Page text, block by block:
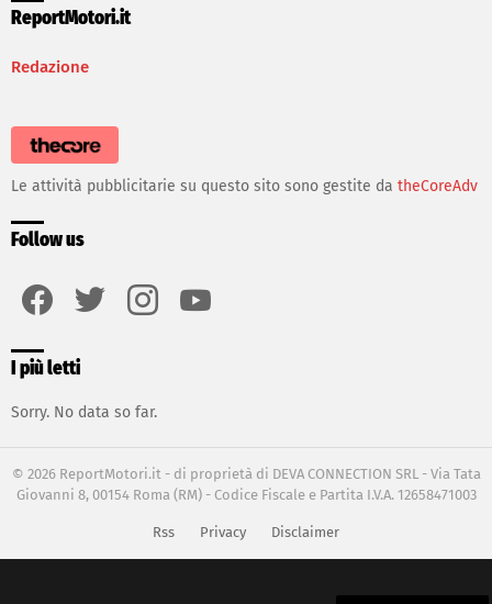
ReportMotori.it
Redazione
Le attività pubblicitarie su questo sito sono gestite da theCoreAdv
Follow us
I più letti
Sorry. No data so far.
© 2026 ReportMotori.it - di proprietà di DEVA CONNECTION SRL - Via Tata
Giovanni 8, 00154 Roma (RM) - Codice Fiscale e Partita I.V.A. 12658471003
Rss Privacy Disclaimer